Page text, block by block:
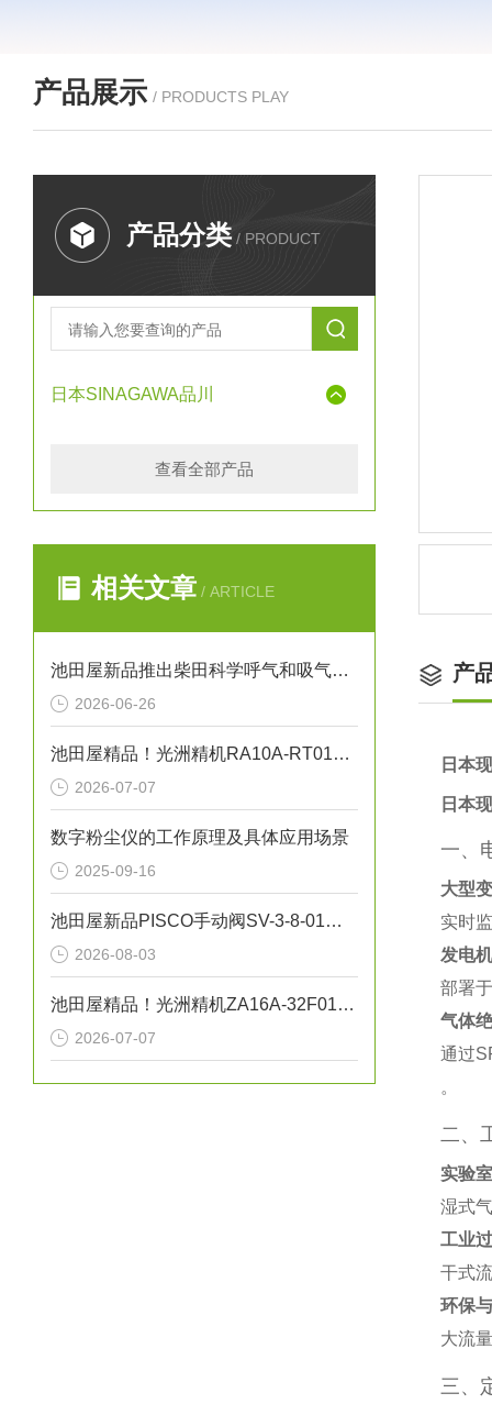
产品展示 / PRODUCTS PLAY
产品分类 / PRODUCT
日本SINAGAWA品川
查看全部产品
相关文章 / ARTICLE
池田屋新品推出柴田科学呼气和吸气阻力测量装置 IER-01 参数介绍
2026-06-26
池田屋精品！光洲精机RA10A-RT01自动旋转平台技术参数
2026-07-07
数字粉尘仪的工作原理及具体应用场景
2025-09-16
池田屋新品PISCO手动阀SV-3-8-01正式发布
2026-08-03
池田屋精品！光洲精机ZA16A-32F01自动Z轴平台技术参数
2026-07-07
产
日本
日本
一、
大型
实时
发电
部署
气体
通过
。
二、
实验
湿式
工业
干式
环保
大流
三、